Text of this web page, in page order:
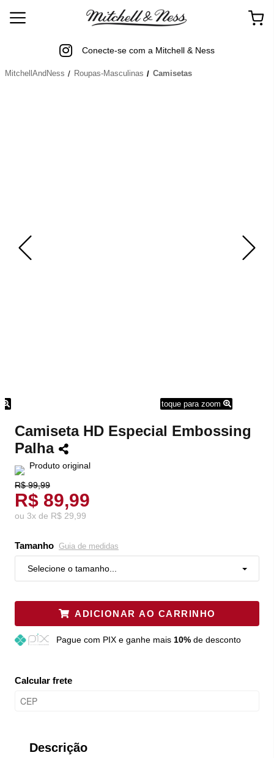
Conecte-se com a Mitchell & Ness
MitchellAndNess Roupas-Masculinas Camisetas
toque para zoom
Camiseta HD Especial Embossing
Palha
Produto original
R$ 99,99
R$ 89,99
ou 3x de R$ 29,99
Tamanho Guia de medidas
Selecione o tamanho...
ADICIONAR AO CARRINHO
Pague com PIX e ganhe mais 10%de desconto
Calcular frete
Descrição